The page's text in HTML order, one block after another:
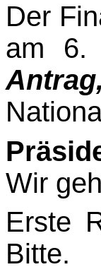
Der
am 6.
Antrag,
Wir
Erste
Bitte.